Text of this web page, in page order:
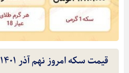
قیمت سکه امروز نهم آذر ۱۴۰۱